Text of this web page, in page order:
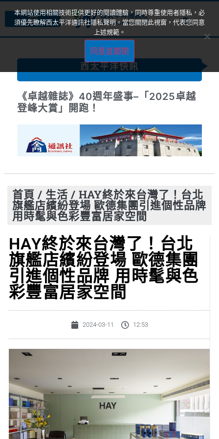
西太平洋快訊
《卓越雜誌》40週年盛事–「2025卓越
登峰大賞」開跑！
首頁 / 生活 / HAY終於來台灣了！台北
旗艦店繽紛登場 歐德集團引進個性品牌
用時髦與色彩豐富居家空間
HAY終於來台灣了！台北
旗艦店繽紛登場 歐德集團
引進個性品牌 用時髦與色
彩豐富居家空間
2024-03-11 12:53
本網站使用相關技術提供更好的閱讀體驗，同時尊重使用者隱私，必
須優先瞭解西太平洋通訊社隱私聲明。當您關閉此視窗，代表您同意
上述規範。
同意並關閉